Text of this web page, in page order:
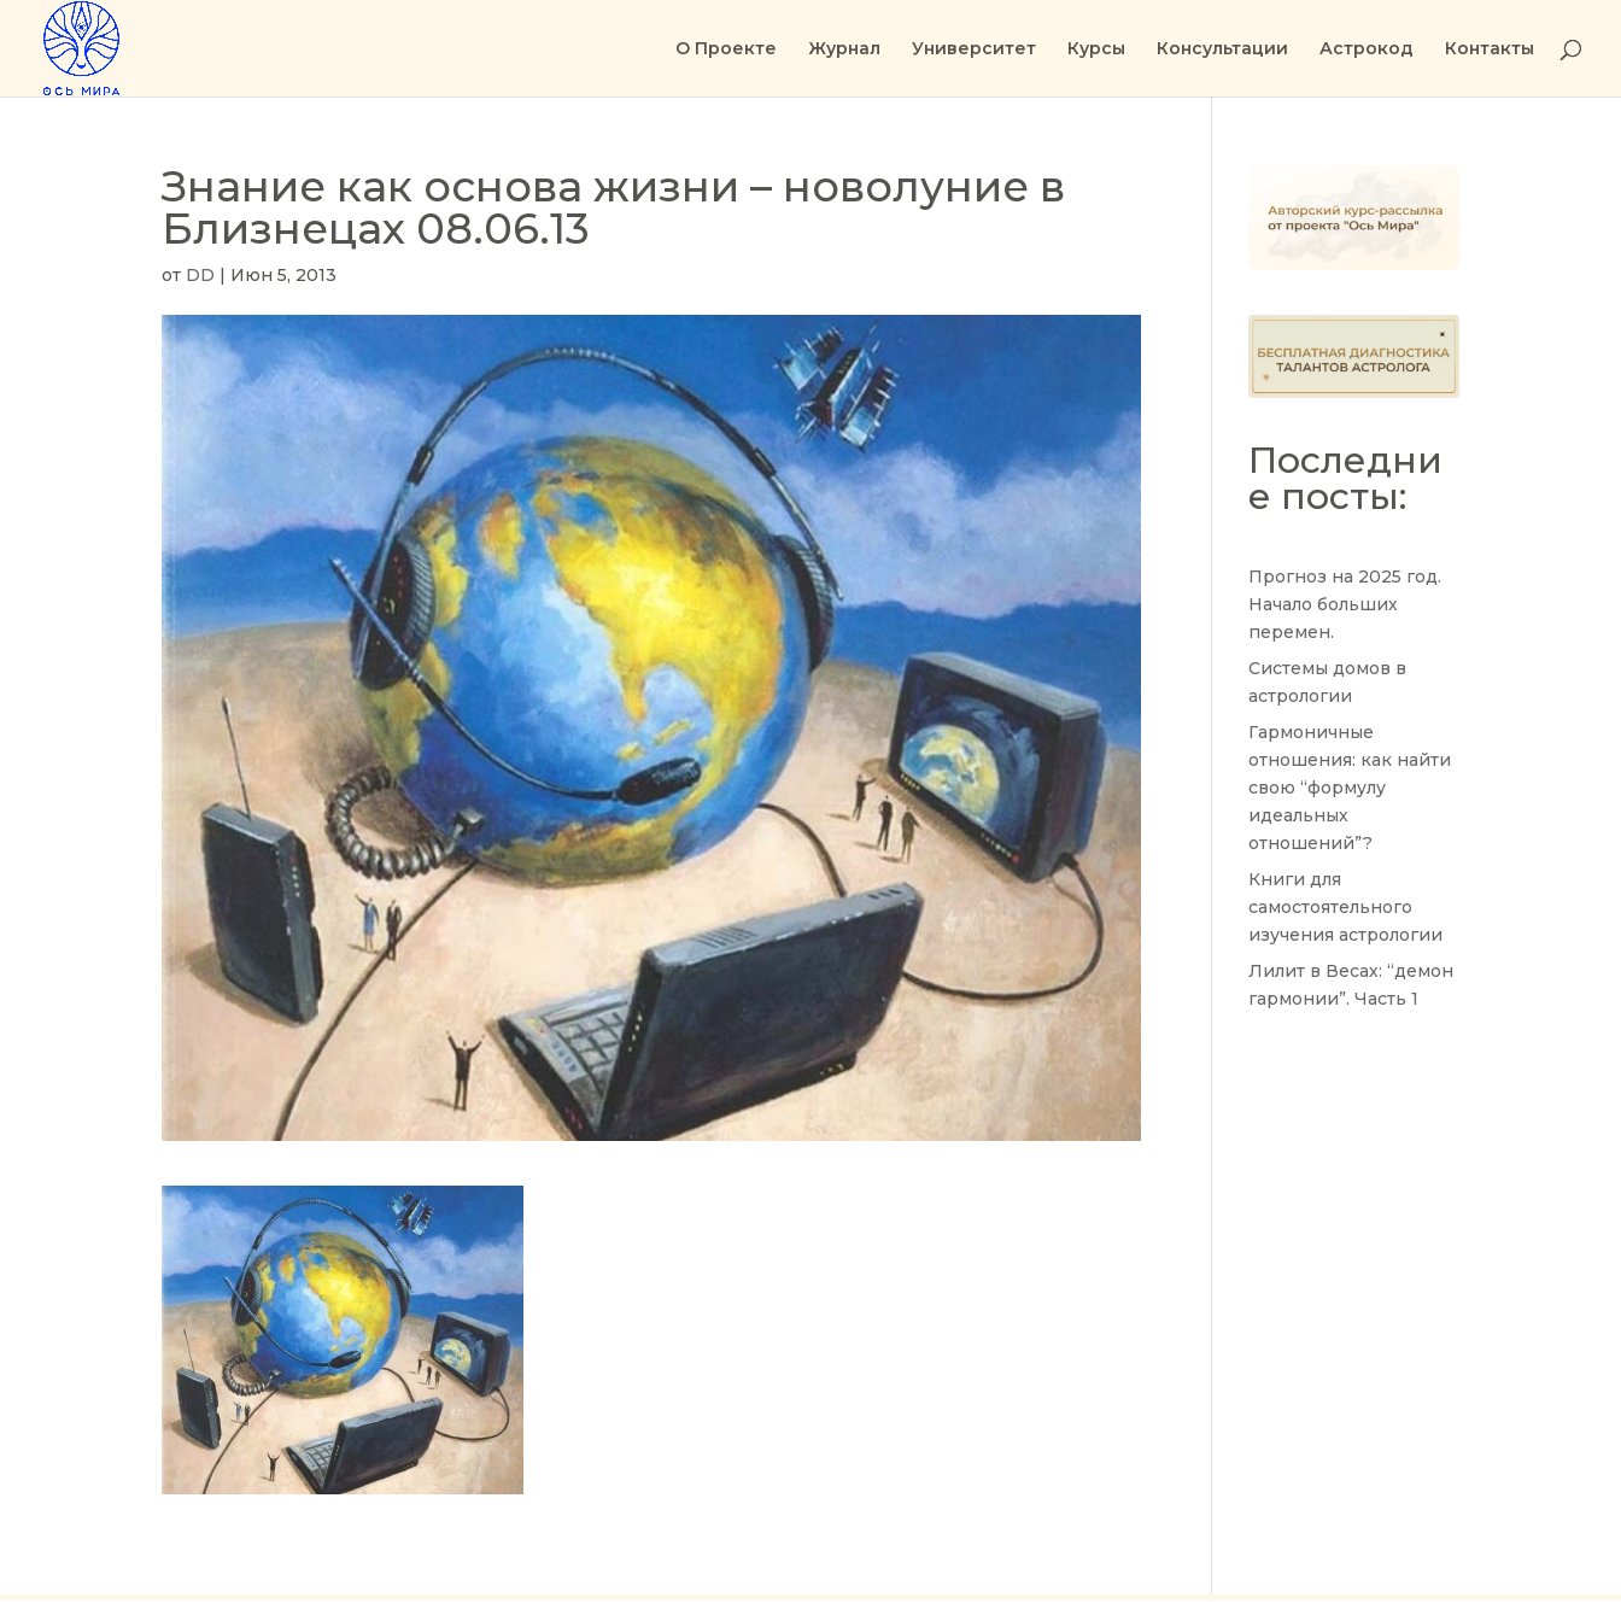
О Проекте Журнал Университет Курсы Консультации Астрокод Контакты
Знание как основа жизни – новолуние в
Близнецах 08.06.13
от DD | Июн 5, 2013
Последни
е посты:
Прогноз на 2025 год.
Начало больших
перемен.
Системы домов в
астрологии
Гармоничные
отношения: как найти
свою “формулу
идеальных
отношений”?
Книги для
самостоятельного
изучения астрологии
Лилит в Весах: “демон
гармонии”. Часть 1